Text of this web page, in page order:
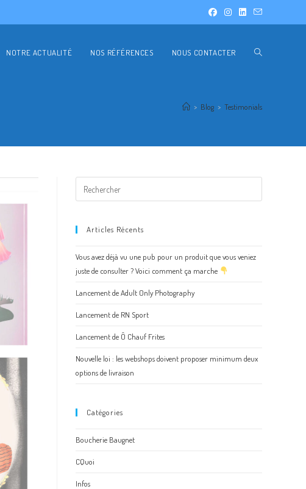
NOTRE ACTUALITÉ NOS RÉFÉRENCES NOUS CONTACTER
> Blog > Testimonials
Articles Récents
Vous avez déjà vu une pub pour un produit que vous veniez
juste de consulter ? Voici comment ça marche
Lancement de Adult Only Photography
Lancement de RN Sport
Lancement de Ô Chauf Frites
Nouvelle loi : les webshops doivent proposer minimum deux
options de livraison
Catégories
Boucherie Baugnet
CQuoi
Infos